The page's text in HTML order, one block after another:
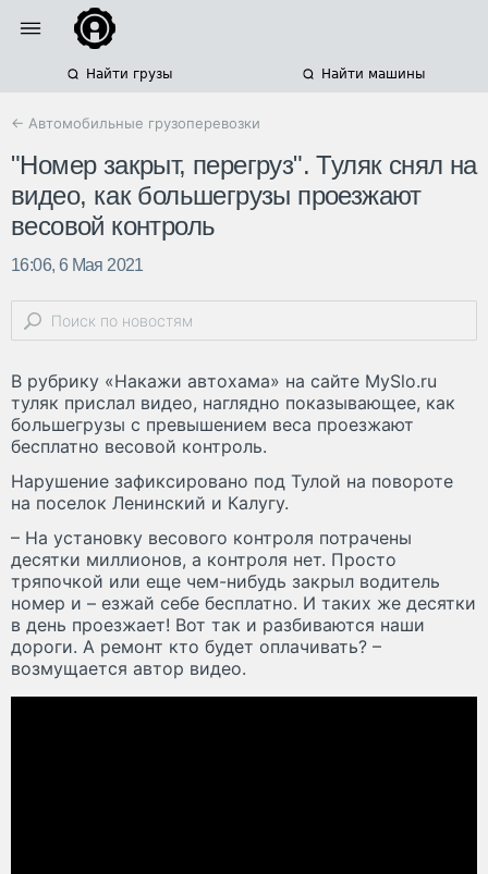
Найти грузы Найти машины
← Автомобильные грузоперевозки
"Номер закрыт, перегруз". Туляк снял на
видео, как большегрузы проезжают
весовой контроль
16:06, 6 Мая 2021
В рубрику «Накажи автохама» на сайте MySlo.ru
туляк прислал видео, наглядно показывающее, как
большегрузы с превышением веса проезжают
бесплатно весовой контроль.
Нарушение зафиксировано под Тулой на повороте
на поселок Ленинский и Калугу.
– На установку весового контроля потрачены
десятки миллионов, а контроля нет. Просто
тряпочкой или еще чем-нибудь закрыл водитель
номер и – езжай себе бесплатно. И таких же десятки
в день проезжает! Вот так и разбиваются наши
дороги. А ремонт кто будет оплачивать? –
возмущается автор видео.